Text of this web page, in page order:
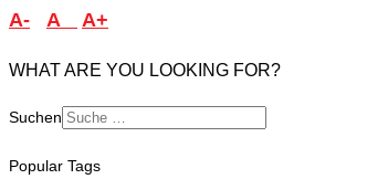
A- A A+
WHAT ARE YOU LOOKING FOR?
Suchen
for results.
Popular Tags